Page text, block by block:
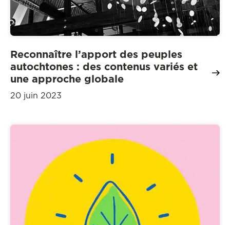
Reconnaître l’apport des peuples
autochtones : des contenus variés et
une approche globale
20 juin 2023